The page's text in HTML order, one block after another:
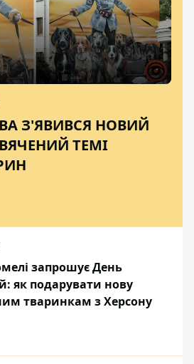
З'ЯВИВСЯ НОВИЙ
ТЕМІ
запрошує День
як подарувати нову
тваринкам з Херсону